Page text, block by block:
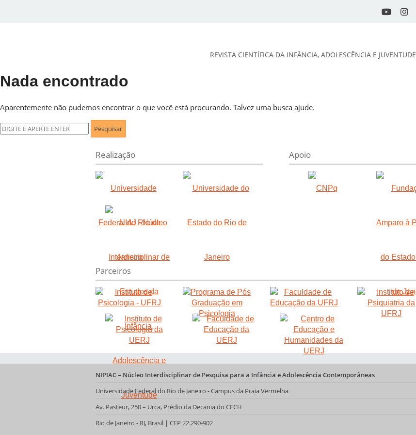
DESidades
REVISTA CIENTÍFICA DA INFÂNCIA, ADOLESCÊNCIA E JUVENTUDE
Nada encontrado
Aparentemente não pudemos encontrar o que você está procurando. Talvez uma busca ajude.
Pesquisar
por:
Realização Apoio
Parceiros
NIPIAC – Núcleo Interdisciplinar de Pesquisa para a Infância e Adolescência Contemporâneas
Universidade Federal do Rio de Janeiro - Campus da Praia Vermelha
Av. Pasteur, 250 – Urca, Prédio da Decania do CFCH
Rio de Janeiro - RJ, Brasil | CEP 22.290-902